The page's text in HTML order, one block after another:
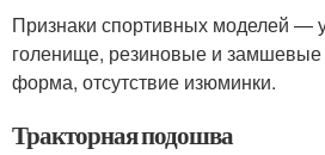
Признаки спортивных моделей —
голенище, резиновые и замшевые
форма, отсутствие изюминки.
Тракторная подошва